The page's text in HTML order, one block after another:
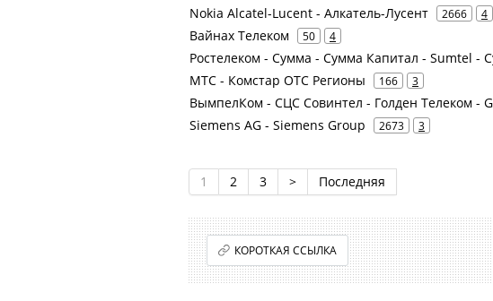
Nokia Alcatel-Lucent - Алкатель-Лусент 2666 4
Вайнах Телеком 50 4
Ростелеком - Сумма - Сумма Капитал - Sumtel -
МТС - Комстар ОТС Регионы 166 3
ВымпелКом - СЦС Совинтел - Голден Телеком -
Siemens AG - Siemens Group 2673 3
1 2 3 > Последняя
КОРОТКАЯ ССЫЛКА